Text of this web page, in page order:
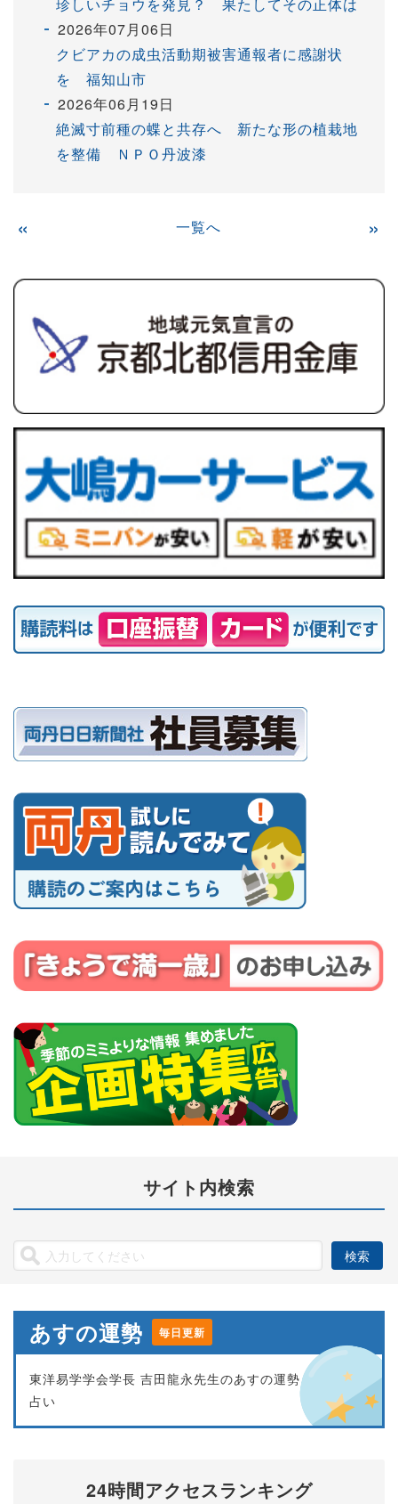
2026年07月06日
クビアカの成虫活動期被害通報者に感謝状
を 福知山市
2026年06月19日
絶滅寸前種の蝶と共存へ 新たな形の植栽地
を整備 ＮＰＯ丹波漆
« 一覧へ
サイト内検索
あすの運勢 毎日更新
東洋易学学会学長 吉田龍永先生のあすの運勢
占い
24時間アクセスランキング